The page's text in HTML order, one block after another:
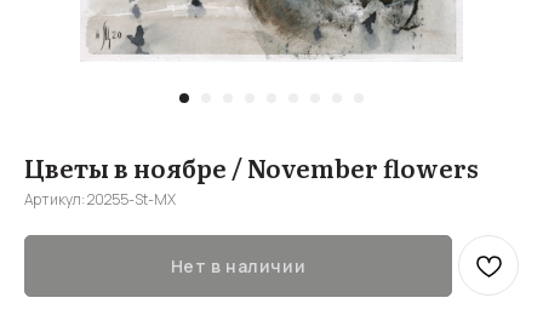
Цветы в ноябре / November flowers
Артикул:20255-St-MX
Нет в наличии